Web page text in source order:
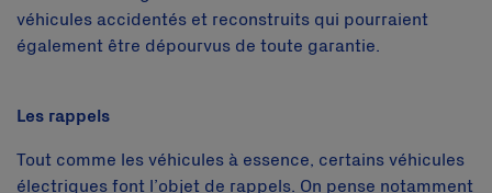
véhicules accidentés et reconstruits qui pourraient
également être dépourvus de toute garantie.
Les rappels
Tout comme les véhicules à essence, certains véhicules
électriques font l’objet de rappels. On pense notamment